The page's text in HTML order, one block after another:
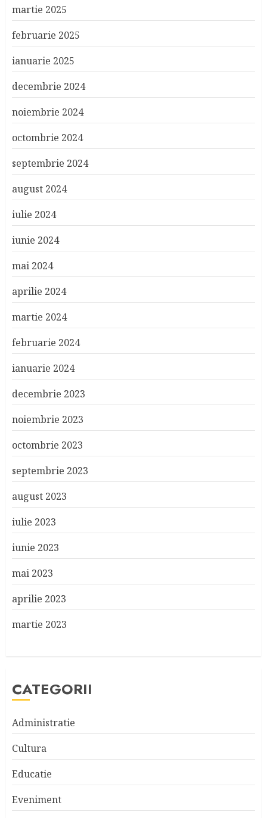
martie 2025
februarie 2025
ianuarie 2025
decembrie 2024
noiembrie 2024
octombrie 2024
septembrie 2024
august 2024
iulie 2024
iunie 2024
mai 2024
aprilie 2024
martie 2024
februarie 2024
ianuarie 2024
decembrie 2023
noiembrie 2023
octombrie 2023
septembrie 2023
august 2023
iulie 2023
iunie 2023
mai 2023
aprilie 2023
martie 2023
CATEGORII
Administratie
Cultura
Educatie
Eveniment